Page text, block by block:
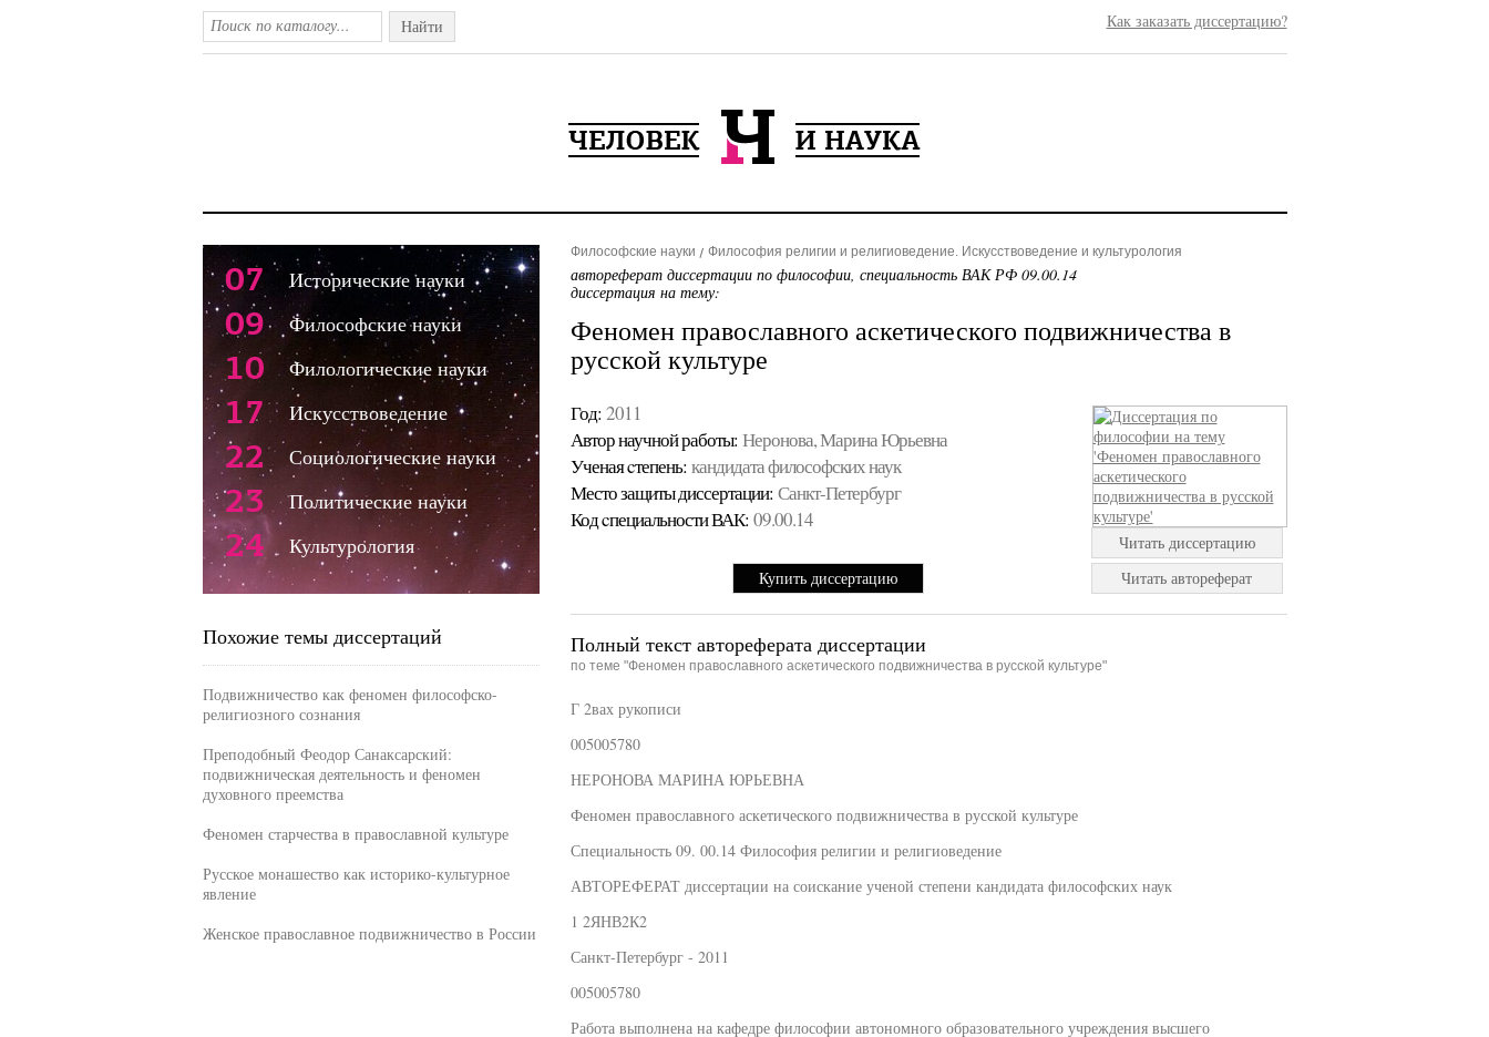
Найти Как заказать диссертацию?
Философские науки Философия религии и религиоведение. Искусствоведение и культурология
автореферат диссертации по философии, специальность ВАК РФ 09.00.14
диссертация на тему:
Феномен православного аскетического подвижничества в
русской культуре
Год: 2011
Автор научной работы: Неронова, Марина Юрьевна
Ученая cтепень: кандидата философских наук
Место защиты диссертации: Санкт-Петербург
Код cпециальности ВАК: 09.00.14
Купить диссертацию
Читать диссертацию
Читать автореферат
Полный текст автореферата диссертации
по теме "Феномен православного аскетического подвижничества в русской культуре"
Г 2вах рукописи
005005780
НЕРОНОВА МАРИНА ЮРЬЕВНА
Феномен православного аскетического подвижничества в русской культуре
Специальность 09. 00.14 Философия религии и религиоведение
АВТОРЕФЕРАТ диссертации на соискание ученой степени кандидата философских наук
1 2ЯНВ2К2
Санкт-Петербург - 2011
005005780
Работа выполнена на кафедре философии автономного образовательного учреждения высшего
07 Исторические науки
09 Философские науки
10 Филологические науки
17 Искусствоведение
22 Социологические науки
23 Политические науки
24 Культурология
Похожие темы диссертаций
Подвижничество как феномен философско-
религиозного сознания
Преподобный Феодор Санаксарский:
подвижническая деятельность и феномен
духовного преемства
Феномен старчества в православной культуре
Русское монашество как историко-культурное
явление
Женское православное подвижничество в России